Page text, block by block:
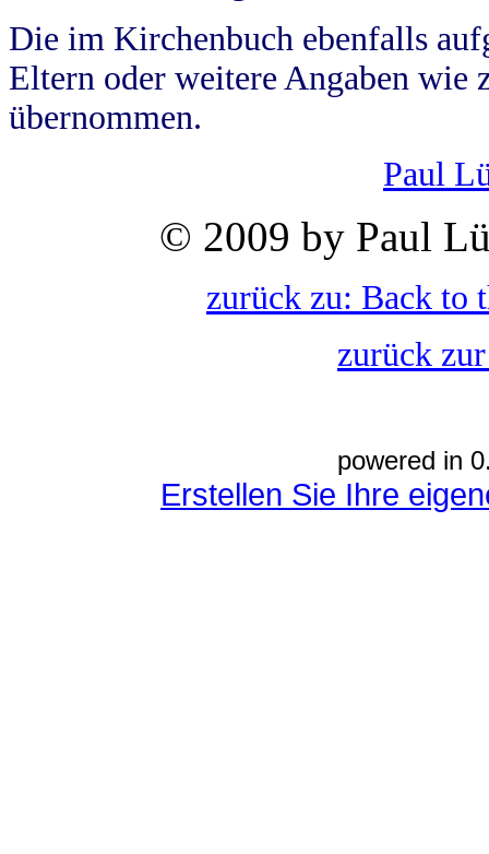
Die im Kirchenbuch ebenfalls
Eltern oder weitere Angaben wie
übernommen.
Paul
© 2009 by Paul
zurück zu: Back to
zurück
powered in
Erstellen Sie Ihre